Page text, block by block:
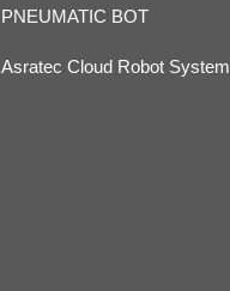
PNEUMATIC BOT
Asratec Cloud Robot System